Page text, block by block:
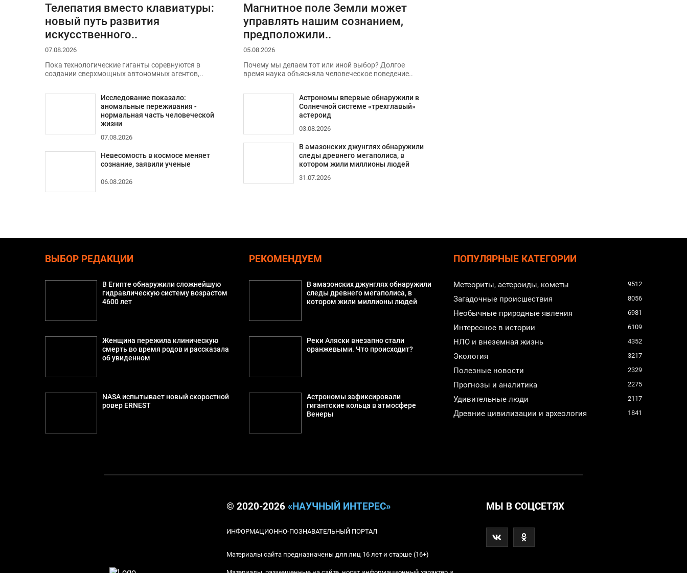
Телепатия вместо клавиатуры:
новый путь развития
искусственного..
07.08.2026
Пока технологические гиганты соревнуются в
создании сверхмощных автономных агентов,..
Исследование показало:
аномальные переживания -
нормальная часть человеческой
жизни
07.08.2026
Невесомость в космосе меняет
сознание, заявили ученые
06.08.2026
Магнитное поле Земли может
управлять нашим сознанием,
предположили..
05.08.2026
Почему мы делаем тот или иной выбор? Долгое
время наука объясняла человеческое поведение..
Астрономы впервые обнаружили в
Солнечной системе «трехглавый»
астероид
03.08.2026
В амазонских джунглях обнаружили
следы древнего мегаполиса, в
котором жили миллионы людей
31.07.2026
ВЫБОР РЕДАКЦИИ
В Египте обнаружили сложнейшую
гидравлическую систему возрастом
4600 лет
Женщина пережила клиническую
смерть во время родов и рассказала
об увиденном
NASA испытывает новый скоростной
ровер ERNEST
РЕКОМЕНДУЕМ
В амазонских джунглях обнаружили
следы древнего мегаполиса, в
котором жили миллионы людей
Реки Аляски внезапно стали
оранжевыми. Что происходит?
Астрономы зафиксировали
гигантские кольца в атмосфере
Венеры
ПОПУЛЯРНЫЕ КАТЕГОРИИ
Метеориты, астероиды, кометы 9512
Загадочные происшествия 8056
Необычные природные явления 6981
Интересное в истории 6109
НЛО и внеземная жизнь 4352
Экология 3217
Полезные новости 2329
Прогнозы и аналитика 2275
Удивительные люди 2117
Древние цивилизации и археология 1841
© 2020-2026 «НАУЧНЫЙ ИНТЕРЕС»
ИНФОРМАЦИОННО-ПОЗНАВАТЕЛЬНЫЙ ПОРТАЛ
Материалы сайта предназначены для лиц 16 лет и старше (16+)
МЫ В СОЦСЕТЯХ